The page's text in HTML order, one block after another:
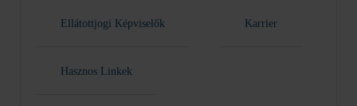
Ellátottjogi Képviselők Karrier
Hasznos Linkek